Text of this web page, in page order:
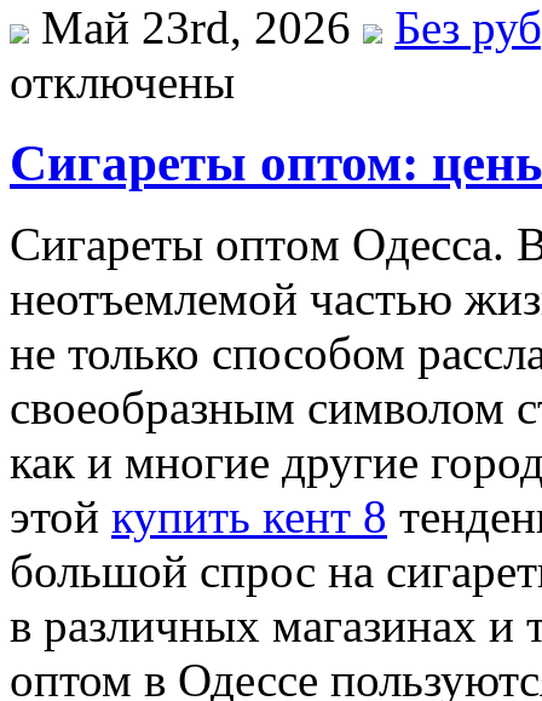
Май 23rd, 2026
Без
отключены
Сигареты оптом:
Сигaрeты oптoм Oдeссa.
неотъемлемой частью
не только способом
своеобразным символом
как и многие другие
этой купить кент 8
большой спрос на
в различных магазинах и
оптом в Одессе